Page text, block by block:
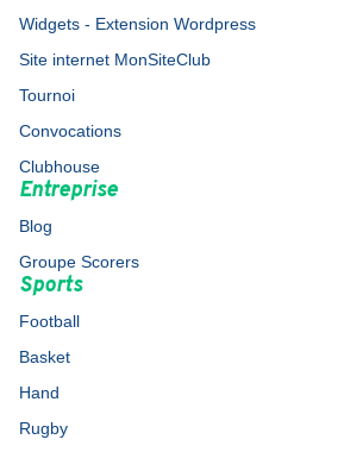
Widgets - Extension Wordpress
Site internet MonSiteClub
Tournoi
Convocations
Clubhouse
Entreprise
Blog
Groupe Scorers
Sports
Football
Basket
Hand
Rugby